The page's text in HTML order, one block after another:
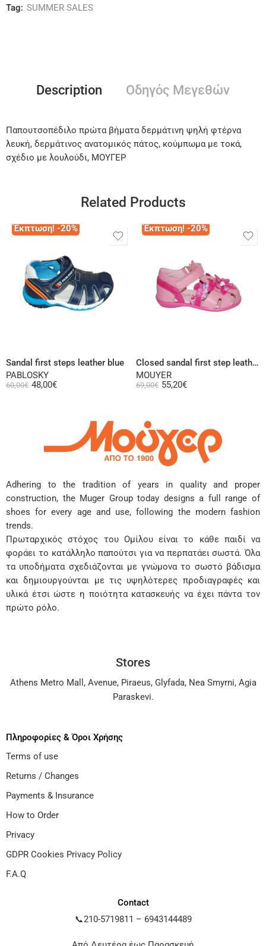
Tag: SUMMER SALES
Description Οδηγός Μεγεθών
Παπουτσοπέδιλο πρώτα βήματα δερμάτινη ψηλή φτέρνα
λευκή, δερμάτινος ανατομικός πάτος, κούμπωμα με τοκά,
σχέδιο με λουλούδι, ΜΟΥΓΕΡ
Related Products
Έκπτωση! -20%
Sandal first steps leather blue
PABLOSKY
60,00€ 48,00€
Έκπτωση! -20%
Closed sandal first step leather white gold or fuchsia
MOUYER
69,00€ 55,20€
Adhering to the tradition of years in quality and proper
construction, the Muger Group today designs a full range of
shoes for every age and use, following the modern fashion
trends.
Πρωταρχικός στόχος του Ομίλου είναι το κάθε παιδί να
φοράει το κατάλληλο παπούτσι για να περπατάει σωστά. Όλα
τα υποδήματα σχεδιάζονται με γνώμονα το σωστό βάδισμα
και δημιουργούνται με τις υψηλότερες προδιαγραφές και
υλικά έτσι ώστε η ποιότητα κατασκευής να έχει πάντα τον
πρώτο ρόλο.
Stores
Athens Metro Mall , Avenue, Piraeus, Glyfada, Nea Smyrni, Agia
Paraskevi.
Πληροφορίες & Όροι Χρήσης
Terms of use
Returns / Changes
Payments & Insurance
How to Order
Privacy
GDPR Cookies Privacy Policy
F.A.Q
Contact
📞210-5719811 – 6943144489